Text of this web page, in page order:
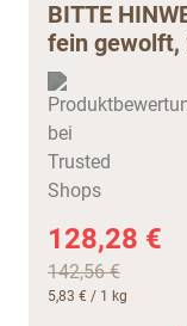
BITTE
fein gewolft,
128,28 €
142,56 €
5,83 € / 1 kg